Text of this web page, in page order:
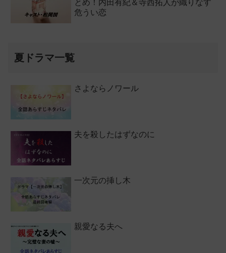
とめ！内田有紀＆寺西拓人が織りなす
危うい恋
夏ドラマ一覧
さよならノワール
夫を殺したはずなのに
一次元の挿し木
親愛なる夫へ